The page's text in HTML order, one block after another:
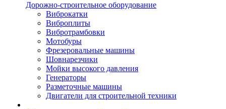
Дорожно-строительное оборудование
Виброкатки
Виброплиты
Вибротрамбовки
Мотобуры
Фрезеровальные машины
Шовнарезчики
Мойки высокого давления
Генераторы
Разметочные машины
Двигатели для строительной техники